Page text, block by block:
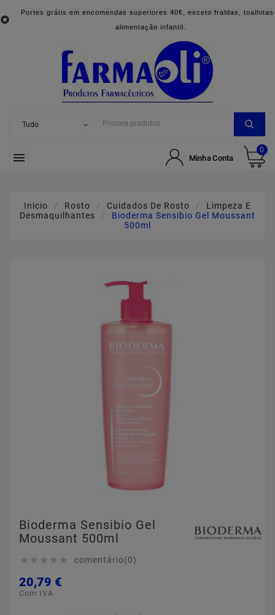

Portes grátis em encomendas superiores 40€, exceto fraldas, toalhitas
alimentação infantil.
 Minha Conta
0
Inicio Rosto Cuidados De Rosto
Limpeza E
Desmaquilhantes
Bioderma Sensibio Gel Moussant
500ml
Bioderma Sensibio Gel
Moussant 500ml
     comentário(0)
20,79 €
Com IVA